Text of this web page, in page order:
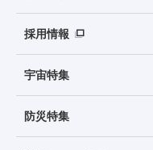
採用情報
宇宙特集
防災特集